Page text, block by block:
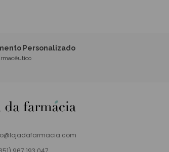
Personalizado